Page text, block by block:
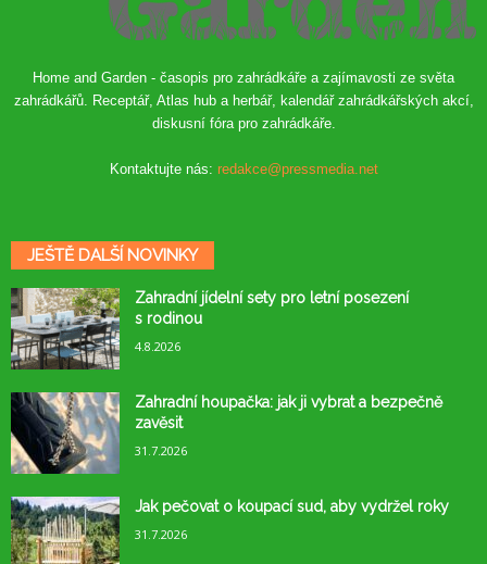
Home and Garden - časopis pro zahrádkáře a zajímavosti ze světa
zahrádkářů. Receptář, Atlas hub a herbář, kalendář zahrádkářských akcí,
diskusní fóra pro zahrádkáře.
Kontaktujte nás: redakce@pressmedia.net
JEŠTĚ DALŠÍ NOVINKY
Zahradní jídelní sety pro letní posezení
s rodinou
4.8.2026
Zahradní houpačka: jak ji vybrat a bezpečně
zavěsit
31.7.2026
Jak pečovat o koupací sud, aby vydržel roky
31.7.2026